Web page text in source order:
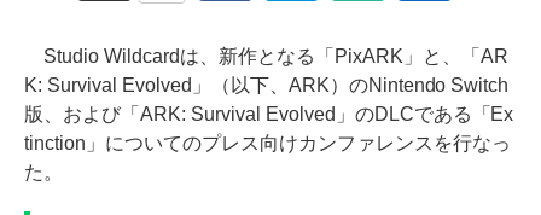
Studio Wildcardは、新作となる「PixARK」と、「AR
K: Survival Evolved」（以下、ARK）のNintendo Switch
版、および「ARK: Survival Evolved」のDLCである「Ex
tinction」についてのプレス向けカンファレンスを行なっ
た。